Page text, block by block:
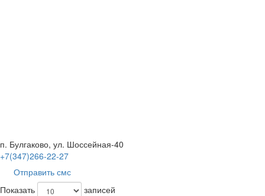
п. Булгаково, ул. Шоссейная-40
+7(347)266-22-27
Отправить смс
Показать
записей